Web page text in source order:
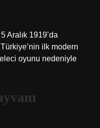
Aralık 1919’da
ilk modern
oyunu nedeniyle